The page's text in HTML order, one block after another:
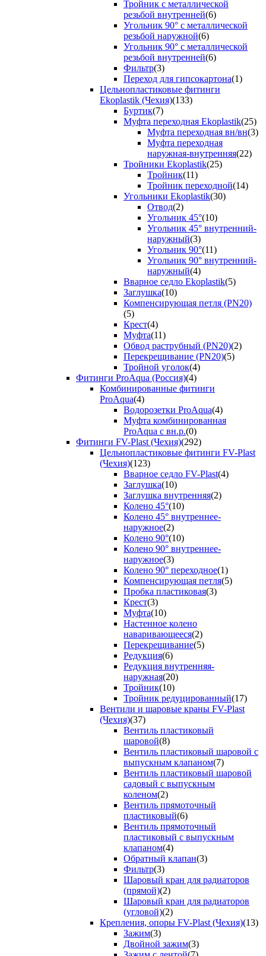
Тройник с металлической
резьбой внутренней(6)
Угольник 90° с металлической
резьбой наружной(6)
Угольник 90° с металлической
резьбой внутренней(6)
Фильтр(3)
Переход для гипсокартона(1)
Цельнопластиковые фитинги
Ekoplastik (Чехия)(133)
Буртик(7)
Муфта переходная Ekoplastik(25)
Муфта переходная вн/вн(3)
Муфта переходная
наружная-внутренняя(22)
Тройники Ekoplastik(25)
Тройник(11)
Тройник переходной(14)
Угольники Ekoplastik(30)
Отвод(2)
Угольник 45°(10)
Угольник 45° внутренний-
наружный(3)
Угольник 90°(11)
Угольник 90° внутренний-
наружный(4)
Вварное седло Ekoplastik(5)
Заглушка(10)
Компенсирующая петля (PN20)
(5)
Крест(4)
Муфта(11)
Обвод раструбный (PN20)(2)
Перекрещивание (PN20)(5)
Тройной уголок(4)
Фитинги ProAqua (Россия)(4)
Комбинированные фитинги
ProAqua(4)
Водорозетки ProAqua(4)
Муфта комбинированная
ProAqua с вн.р.(0)
Фитинги FV-Plast (Чехия)(292)
Цельнопластиковые фитинги FV-Plast
(Чехия)(123)
Вварное седло FV-Plast(4)
Заглушка(10)
Заглушка внутренняя(2)
Колено 45°(10)
Колено 45° внутреннее-
наружное(2)
Колено 90°(10)
Колено 90° внутреннее-
наружное(3)
Колено 90° переходное(1)
Компенсирующая петля(5)
Пробка пластиковая(3)
Крест(3)
Муфта(10)
Настенное колено
наваривающееся(2)
Перекрещивание(5)
Редукция(6)
Редукция внутренняя-
наружная(20)
Тройник(10)
Тройник редуцированный(17)
Вентили и шаровые краны FV-Plast
(Чехия)(37)
Вентиль пластиковый
шаровой(8)
Вентиль пластиковый шаровой с
выпускным клапаном(7)
Вентиль пластиковый шаровой
садовый с выпускным
коленом(2)
Вентиль прямоточный
пластиковый(6)
Вентиль прямоточный
пластиковый с выпускным
клапаном(4)
Обратный клапан(3)
Фильтр(3)
Шаровый кран для радиаторов
(прямой)(2)
Шаровый кран для радиаторов
(угловой)(2)
Крепления, опоры FV-Plast (Чехия)(13)
Зажим(3)
Двойной зажим(3)